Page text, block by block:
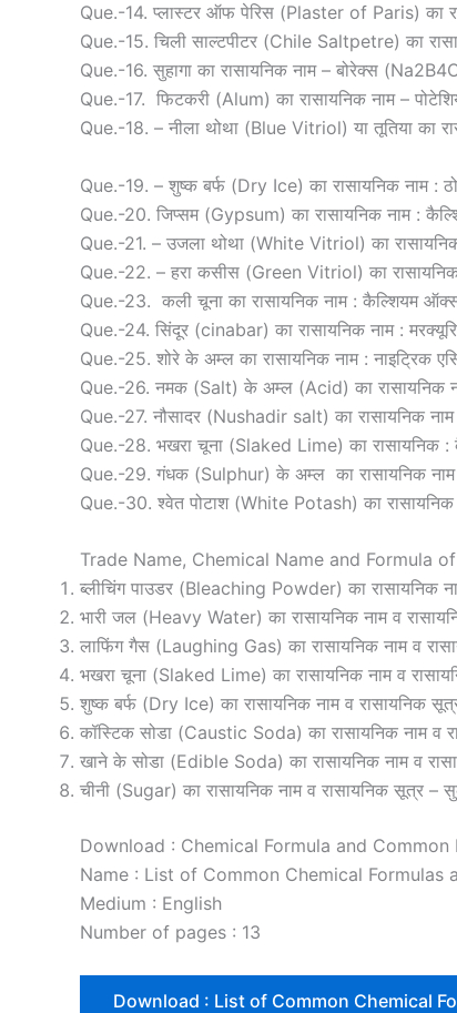
Que.-14. प्लास्टर ऑफ पेरिस (Plaster of Paris) का
Que.-15. चिली साल्टपीटर (Chile Saltpetre) का
Que.-16. सुहागा का रासायनिक नाम – बोरेक्स
Que.-17. फिटकरी (Alum) का रासायनिक नाम –
Que.-18. – नीला थोथा (Blue Vitriol) या तूतिया का
Que.-19. – शुष्क बर्फ (Dry Ice) का रासायनिक नाम :
Que.-20. जिप्सम (Gypsum) का रासायनिक नाम :
Que.-21. – उजला थोथा (White Vitriol) का
Que.-22. – हरा कसीस (Green Vitriol) का
Que.-23. कली चूना का रासायनिक नाम : कैल्शियम
Que.-24. सिंदूर (cinabar) का रासायनिक नाम :
Que.-25. शोरे के अम्ल का रासायनिक नाम : नाइट्रिक
Que.-26. नमक (Salt) के अम्ल (Acid) का रासायनिक
Que.-27. नौसादर (Nushadir salt) का रासायनिक
Que.-28. भखरा चूना (Slaked Lime) का रासायनिक :
Que.-29. गंधक (Sulphur) के अम्ल का रासायनिक
Que.-30. श्वेत पोटाश (White Potash) का रासायनिक
Trade Name, Chemical Name and Formula
ब्लीचिंग पाउडर (Bleaching Powder) का रासायनिक
भारी जल (Heavy Water) का रासायनिक नाम व
लाफिंग गैस (Laughing Gas) का रासायनिक नाम व
भखरा चूना (Slaked Lime) का रासायनिक नाम व
शुष्क बर्फ (Dry Ice) का रासायनिक नाम व रासायनिक
कॉस्टिक सोडा (Caustic Soda) का रासायनिक नाम व
खाने के सोडा (Edible Soda) का रासायनिक नाम व
चीनी (Sugar) का रासायनिक नाम व रासायनिक सूत्र
Download : Chemical Formula and Common
Name : List of Common Chemical Formulas
Medium : English
Number of pages : 13
Download : List of Common Chemical